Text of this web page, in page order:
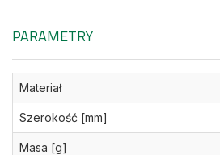
PARAMETRY
Materiał
Szerokość [mm]
Masa [g]